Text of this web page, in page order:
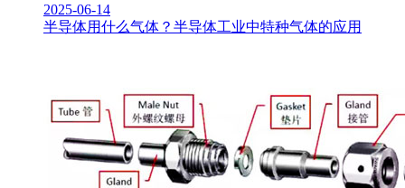
2025-06-14
半导体用什么气体？半导体工业中特种气体的应用